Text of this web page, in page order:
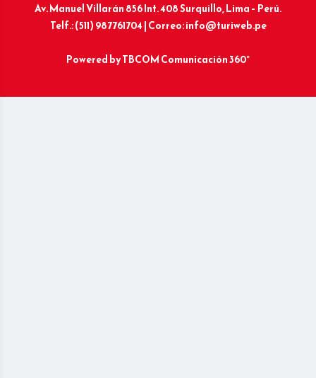
Av. Manuel Villarán 856 Int. 408 Surquillo, Lima – Perú.
Telf.: (511) 987761704 | Correo: info@turiweb.pe
Powered byTBCOM Comunicación 360°